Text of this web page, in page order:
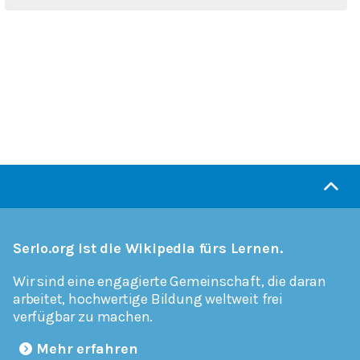
Serlo.org ist die Wikipedia fürs Lernen.
Wir sind eine engagierte Gemeinschaft, die daran
arbeitet, hochwertige Bildung weltweit frei
verfügbar zu machen.
Mehr erfahren